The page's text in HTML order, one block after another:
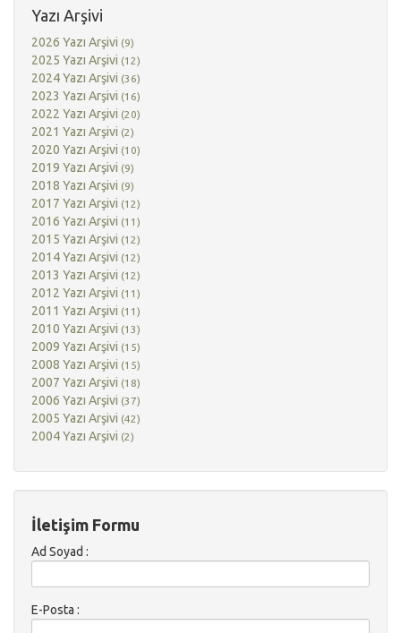
Yazı Arşivi
2026 Yazı Arşivi (9)
2025 Yazı Arşivi (12)
2024 Yazı Arşivi (36)
2023 Yazı Arşivi (16)
2022 Yazı Arşivi (20)
2021 Yazı Arşivi (2)
2020 Yazı Arşivi (10)
2019 Yazı Arşivi (9)
2018 Yazı Arşivi (9)
2017 Yazı Arşivi (12)
2016 Yazı Arşivi (11)
2015 Yazı Arşivi (12)
2014 Yazı Arşivi (12)
2013 Yazı Arşivi (12)
2012 Yazı Arşivi (11)
2011 Yazı Arşivi (11)
2010 Yazı Arşivi (13)
2009 Yazı Arşivi (15)
2008 Yazı Arşivi (15)
2007 Yazı Arşivi (18)
2006 Yazı Arşivi (37)
2005 Yazı Arşivi (42)
2004 Yazı Arşivi (2)
İletişim Formu
Ad Soyad :
E-Posta :